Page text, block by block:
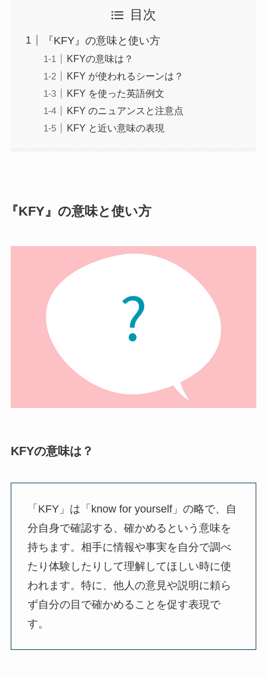
目次
『KFY』の意味と使い方
KFYの意味は？
KFY が使われるシーンは？
KFY を使った英語例文
KFY のニュアンスと注意点
KFY と近い意味の表現
『KFY』の意味と使い方
KFYの意味は？
「KFY」は「know for yourself」の略で、自
分自身で確認する、確かめるという意味を
持ちます。相手に情報や事実を自分で調べ
たり体験したりして理解してほしい時に使
われます。特に、他人の意見や説明に頼ら
ず自分の目で確かめることを促す表現で
す。